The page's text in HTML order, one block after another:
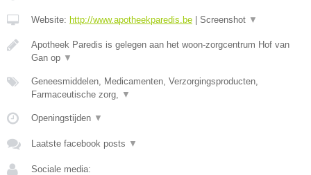
Website: http://www.apotheekparedis.be | Screenshot ▼
Apotheek Paredis is gelegen aan het woon-zorgcentrum Hof van
Gan op ▼
Geneesmiddelen, Medicamenten, Verzorgingsproducten,
Farmaceutische zorg,
▼
Openingstijden ▼
Laatste facebook posts ▼
Sociale media: